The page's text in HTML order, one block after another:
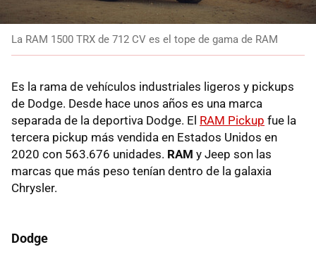
La RAM 1500 TRX de 712 CV es el tope de gama de RAM
Es la rama de vehículos industriales ligeros y pickups
de Dodge. Desde hace unos años es una marca
separada de la deportiva Dodge. El RAM Pickup fue la
tercera pickup más vendida en Estados Unidos en
2020 con 563.676 unidades. RAM y Jeep son las
marcas que más peso tenían dentro de la galaxia
Chrysler.
Dodge